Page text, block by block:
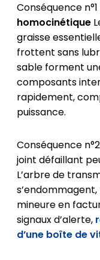
Conséquence n°1
homocinétique
graisse
frottent sans
sable forment
composants
rapidement,
puissance.
Conséquence
joint défaillant
L’arbre de
mineure en
signaux d’alerte,
d’une boîte de